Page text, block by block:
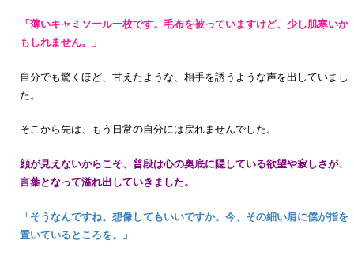
「薄いキャミソール一枚です。毛布を被っていますけど、少し肌寒いか
もしれません。」
自分でも驚くほど、甘えたような、相手を誘うような声を出していまし
た。
そこから先は、もう日常の自分には戻れませんでした。
顔が見えないからこそ、普段は心の奥底に隠している欲望や寂しさが、
言葉となって溢れ出していきました。
「そうなんですね。想像してもいいですか。今、その細い肩に僕が指を
置いているところを。」